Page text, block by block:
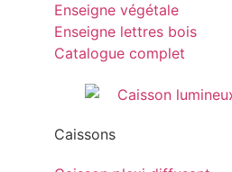
Enseigne végétale
Enseigne lettres bois
Catalogue complet
Caissons